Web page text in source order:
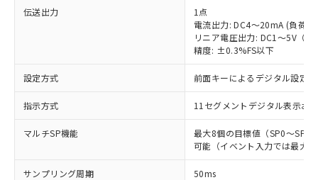
伝送出力
1点
電流出力: DC4～20mA (負荷:
リニア電圧出力: DC1～5V（
精度: ±0.3%FS以下
設定方式 前面キーによるデジタル設定
指示方式 11セグメントデジタル表示お
マルチSP機能
最大8個の目標値（SP0～SP7
可能（イベント入力では最大4
サンプリング周期 50ms